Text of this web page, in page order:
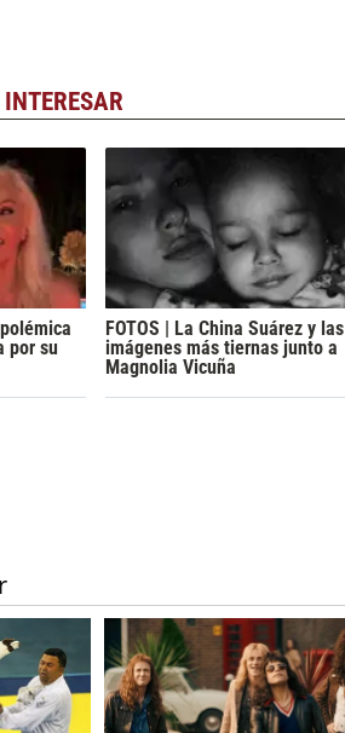
por su
FOTOS | La China Suárez y las
imágenes más tiernas junto a
Magnolia Vicuña